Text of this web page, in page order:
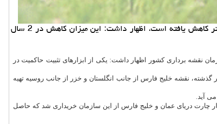
خرید و فروش حیوان خانگی: تهران- رییس سازمان نقشه برداری كشور با بیان اینكه در 10 سال اخیر، ارتفاع آب دریای خزر یك متر كاهش یافته است، اظهار داشت: این میزان كاهش در 2 سال
نقشه برداری كشور اظهار داشت: یكی از ابزارهای تثبیت حاكمیت در
آماده انتشار شده است، اظهار داشت: در گذشته، نقشه خلیج فارس از جانب انگلستان و خزر از جانب روسیه تهیه
آید.
ها از سال ۲۰۱۷ شروع شده است، اظهار داشت: تا آخر سال ۲۰۱۷ میلادی، 6۳ هزار و ۲۰5 بار چارت دریای عمان و خلیج فارس از این سازمان خریداری شد كه حاصل